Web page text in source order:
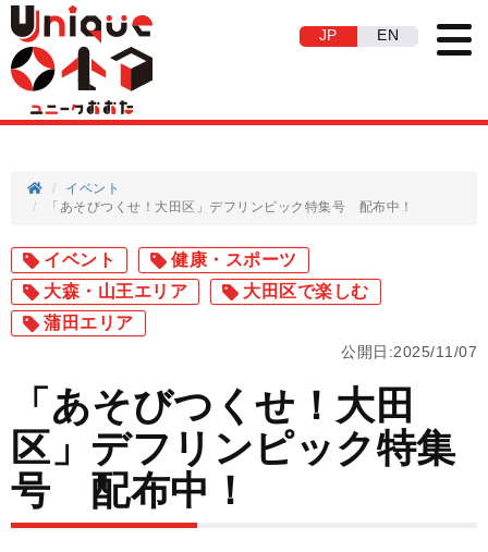
JP EN
イベント
「あそびつくせ！大田区」デフリンピック特集号 配布中！
イベント
健康・スポーツ
大森・山王エリア
大田区で楽しむ
蒲田エリア
公開日:2025/11/07
「あそびつくせ！大田
区」デフリンピック特集
号 配布中！